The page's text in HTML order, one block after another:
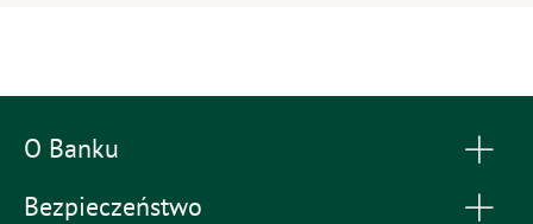
O Banku
Bezpieczeństwo